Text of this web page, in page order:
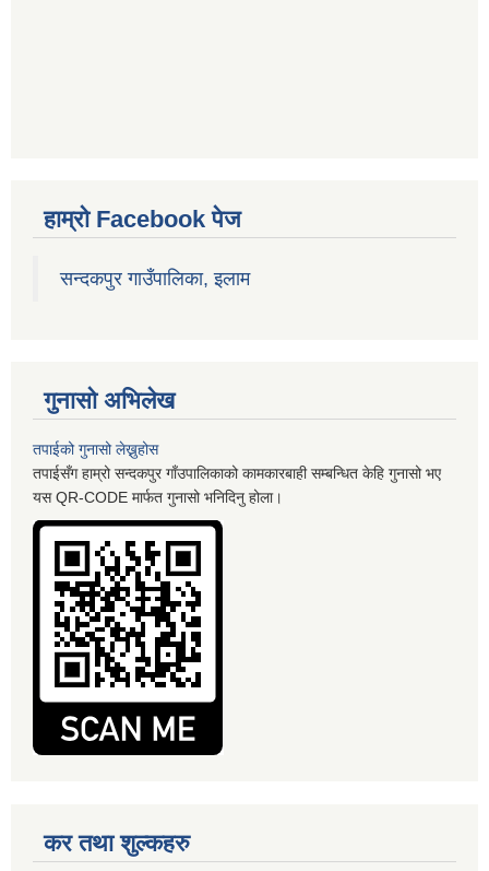
हाम्रो Facebook पेज
सन्दकपुर गाउँपालिका, इलाम
गुनासो अभिलेख
तपाईको गुनासो लेख्नुहोस
तपाईसँग हाम्रो सन्दकपुर गाँउपालिकाको कामकारबाही सम्बन्धित केहि गुनासो भए
यस QR-CODE मार्फत गुनासो भनिदिनु होला।
कर तथा शुल्कहरु